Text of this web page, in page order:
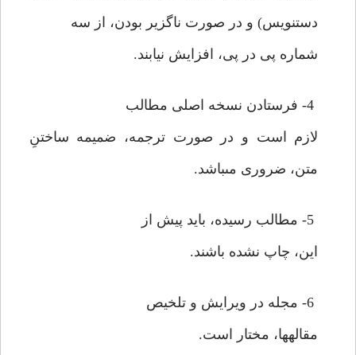
دست‏نويس) و در صورت ناگزير بودن، از سه
شماره پى در پى، افزايش نيابند.
لازم است و در صورت ترجمه، ضميمه ساختنِ
متن، ضرورى مى‏باشد.
اين، چاپ نشده باشند.
مقاله‏ها، مختار است.